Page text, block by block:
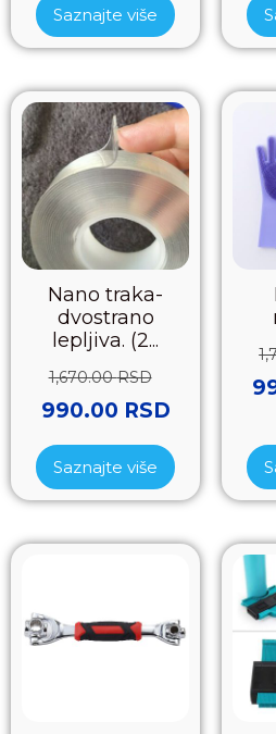
Saznajte više
Nano traka-
dvostrano
lepljiva. (2...
1,670.00RSD
990.00 RSD
Saznajte više